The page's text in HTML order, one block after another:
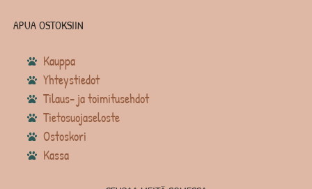
APUA OSTOKSIIN
Kauppa
Yhteystiedot
Tilaus- ja toimitusehdot
Tietosuojaseloste
Ostoskori
Kassa